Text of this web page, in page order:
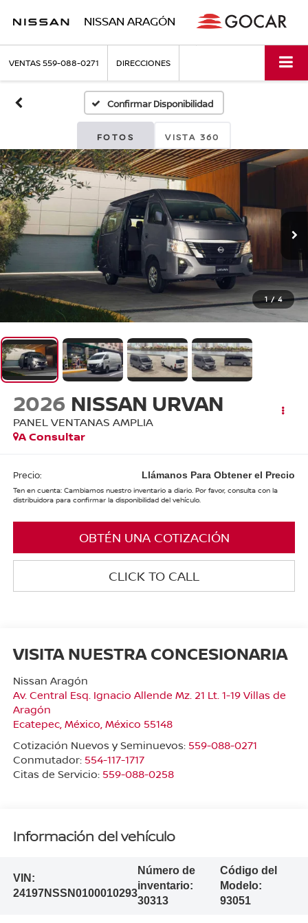
NISSAN ARAGÓN
VENTAS559-088-0271 DIRECCIONES
Confirmar Disponibilidad
FOTOS VISTA 360
1 / 4
2026 NISSAN URVAN
PANEL VENTANAS AMPLIA
A Consultar
Precio: Llámanos Para Obtener el Precio
Ten en cuenta: Cambiamos nuestro inventario a diario. Por favor, consulta con la
distribuidora para confirmar la disponibilidad del vehículo.
OBTÉN UNA COTIZACIÓN
CLICK TO CALL
VISITA NUESTRA CONCESIONARIA
Nissan Aragón
Av. Central Esq. Ignacio Allende Mz. 21 Lt. 1-19 Villas de
Aragón
Ecatepec, México , México 55148
Cotización Nuevos y Seminuevos: 559-088-0271
Conmutador: 554-117-1717
Citas de Servicio: 559-088-0258
Información del vehículo
VIN:
24197NSSN0100010293
Número de
inventario:
30313
Código del
Modelo:
93051